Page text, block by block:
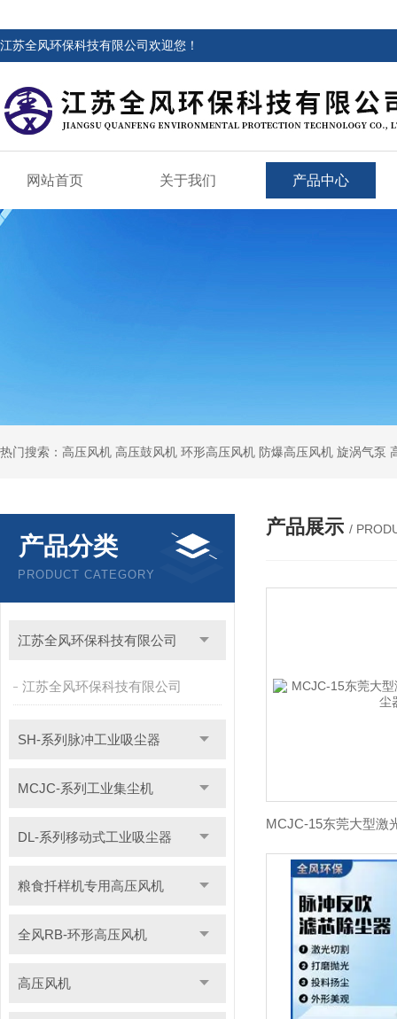
江苏全风环保科技有限公司欢迎您！
网站首页 关于我们 产品中心
热门搜索：高压风机 高压鼓风机 环形高压风机 防爆高压风机 旋涡气泵
产品分类
PRODUCT CATEGORY
江苏全风环保科技有限公司
江苏全风环保科技有限公司
SH-系列脉冲工业吸尘器
MCJC-系列工业集尘机
DL-系列移动式工业吸尘器
粮食扦样机专用高压风机
全风RB-环形高压风机
高压风机
产品展示 /